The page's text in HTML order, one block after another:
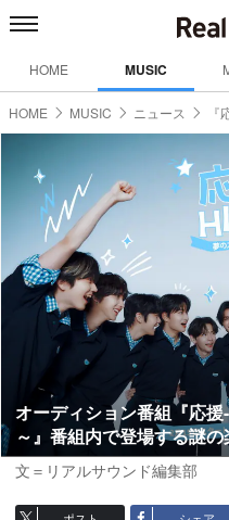
HOME MUSIC
HOME MUSIC ニュース
オーディション番組『応
～』番組内で登場する謎
文＝リアルサウンド編集部